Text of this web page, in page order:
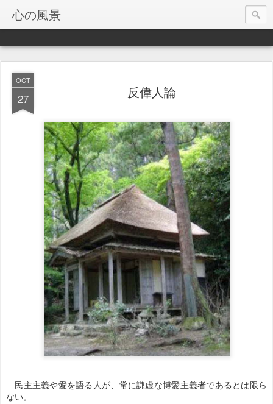
心の風景
OCT
27 反偉人論
民主主義や愛を語る人が、常に謙虚な博愛主義者であるとは限ら
ない。